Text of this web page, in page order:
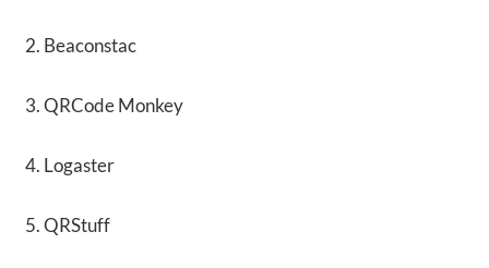
Beaconstac
QRCode Monkey
Logaster
QRStuff